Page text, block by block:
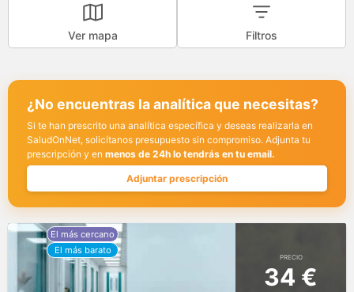
Ver mapa Filtros
¿No encuentras la analítica que necesitas?
Si te han prescrito una analítica específica y deseas realizarla en
SaludOnNet, solicítanos presupuesto sin compromiso. Adjunta tu
prescripción y en menos de 24h lo tendrás en tu email.
Adjuntar prescripción
PRECIO
34 €